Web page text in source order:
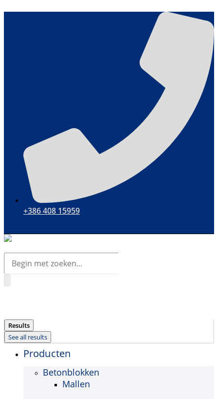
+386 408 15959
Search
Results
See all results
Producten
Betonblokken
Mallen